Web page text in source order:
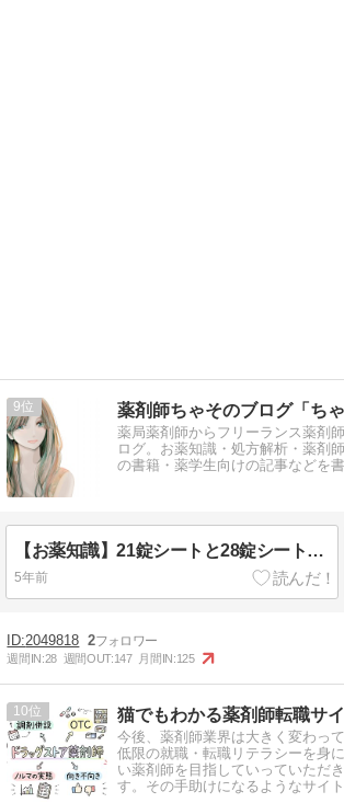
9 薬剤師ちゃそのブログ「ちゃ
薬局薬剤師からフリーランス薬剤
ログ。お薬知識・処方解析・薬剤
の書籍・薬学生向けの記事などを書
【お薬知識】21錠シートと28錠シートの存在する「ジェミーナ」の使い分けを見る
5年前
2049818 2
週間IN:28 週間OUT:147 月間IN:125
10
今後、薬剤師業界は大きく変わっ
低限の就職・転職リテラシーを身
い薬剤師を目指していっていただ
す。その手助けになるようなサイ